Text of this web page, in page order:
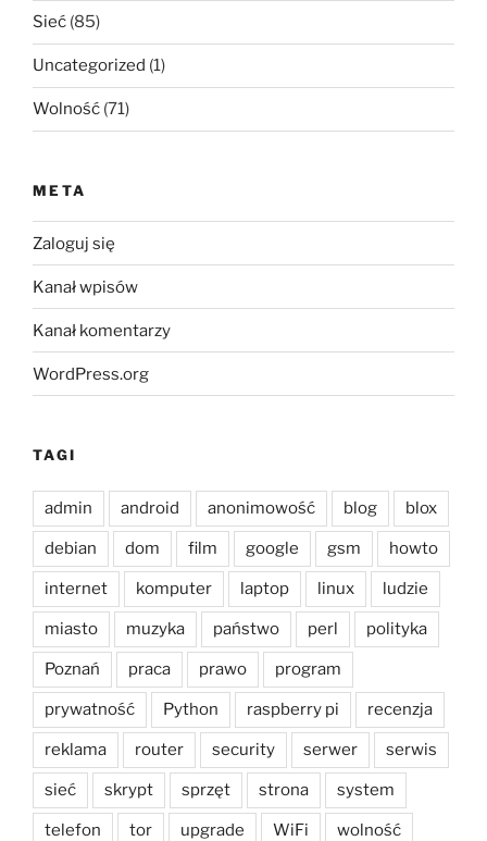
Sieć (85)
Uncategorized (1)
Wolność (71)
META
Zaloguj się
Kanał wpisów
Kanał komentarzy
WordPress.org
TAGI
admin android anonimowość blog blox
debian dom film google gsm howto
internet komputer laptop linux ludzie
miasto muzyka państwo perl polityka
Poznań praca prawo program
prywatność Python raspberry pi recenzja
reklama router security serwer serwis
sieć skrypt sprzęt strona system
telefon tor upgrade WiFi wolność